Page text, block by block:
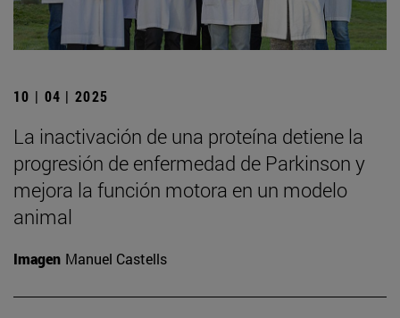
10 | 04 | 2025
La inactivación de una proteína detiene la
progresión de enfermedad de Parkinson y
mejora la función motora en un modelo
animal
Imagen Manuel Castells